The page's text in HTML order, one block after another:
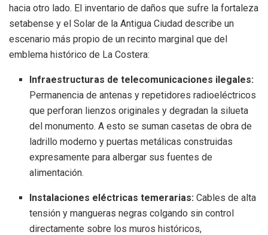
hacia otro lado. El inventario de daños que sufre la fortaleza
setabense y el Solar de la Antigua Ciudad describe un
escenario más propio de un recinto marginal que del
emblema histórico de La Costera:
Infraestructuras de telecomunicaciones ilegales:
Permanencia de antenas y repetidores radioeléctricos
que perforan lienzos originales y degradan la silueta
del monumento. A esto se suman casetas de obra de
ladrillo moderno y puertas metálicas construidas
expresamente para albergar sus fuentes de
alimentación.
Instalaciones eléctricas temerarias: Cables de alta
tensión y mangueras negras colgando sin control
directamente sobre los muros históricos,